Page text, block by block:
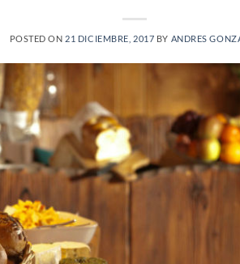
POSTED ON 21 DICIEMBRE, 2017 BY ANDRES